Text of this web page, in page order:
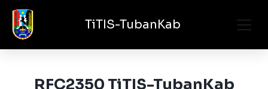
TiTIS-TubanKab
RFC2350 TiTIS-TubanKab